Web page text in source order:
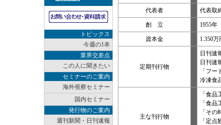
トピックス
今週の1本
業界交差点
この人に聞きたい
セミナーのご案内
海外視察セミナー
国内セミナー
発行物のご案内
週刊新聞・日刊速報
代表者 代表
創 立 1955年
資本金 1.350万
定期刊行物
日刊速
日刊速
「フ
冷凍食
主な刊行物
「食
「食
「そ
「定